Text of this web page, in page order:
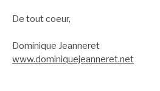
De tout coeur,
Dominique Jeanneret
www.dominiquejeanneret.net